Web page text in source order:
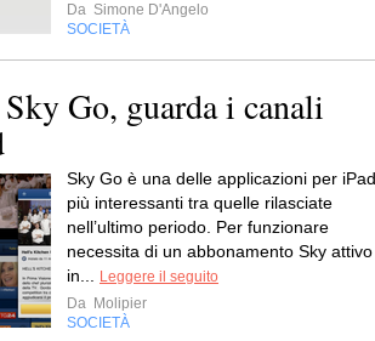
Da Simone D'Angelo
SOCIETÀ
Go, guarda i canali
Sky Go è una delle applicazioni per iPad
più interessanti tra quelle rilasciate
nell’ultimo periodo. Per funzionare
necessita di un abbonamento Sky attivo
in...
Leggere il seguito
Da Molipier
SOCIETÀ